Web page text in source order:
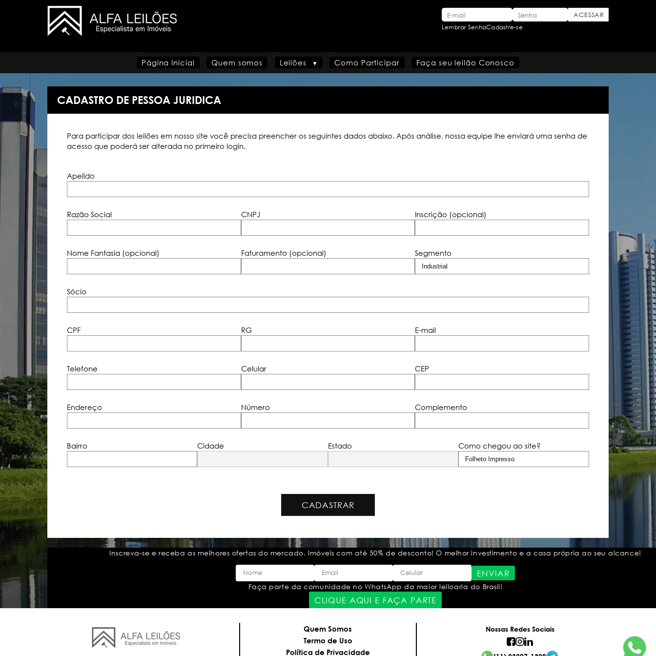
Lembrar SenhaCadastre-se
Página Inicial Quem somos Leilões Como Participar Faça seu leilão Conosco
CADASTRO DE PESSOA JURIDICA
Para participar dos leilões em nosso site você precisa preencher os seguintes dados abaixo. Após análise, nossa equipe lhe enviará uma senha de
acesso que poderá ser alterada no primeiro login.
Apelido
Razão Social CNPJ Inscrição (opcional)
Nome Fantasia (opcional) Faturamento (opcional) Segmento
Sócio
CPF RG E-mail
Telefone Celular CEP
Endereço Número Complemento
Bairro Cidade Estado Como chegou ao site?
CADASTRAR
Inscreva-se e receba as melhores ofertas do mercado. Imóveis com até 50% de desconto! O melhor investimento e a casa própria ao seu alcance!
ENVIAR
Faça parte da comunidade no WhatsApp da maior leiloaria do Brasil!
CLIQUE AQUI E FAÇA PARTE
Quem Somos
Termo de Uso
Política de Privacidade
Nossas Redes Sociais